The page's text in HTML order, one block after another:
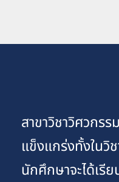
สาขาวิชาวิศวกร
แข็งแกร่งทั้งในวิ
นักศึกษาจะได้เรี